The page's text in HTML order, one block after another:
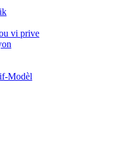
vi prive
Modèl